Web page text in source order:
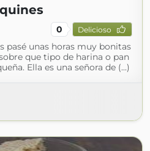
0 Delicioso
pasé unas horas muy bonitas
que tipo de harina o pan
Ella es una señora de (...)